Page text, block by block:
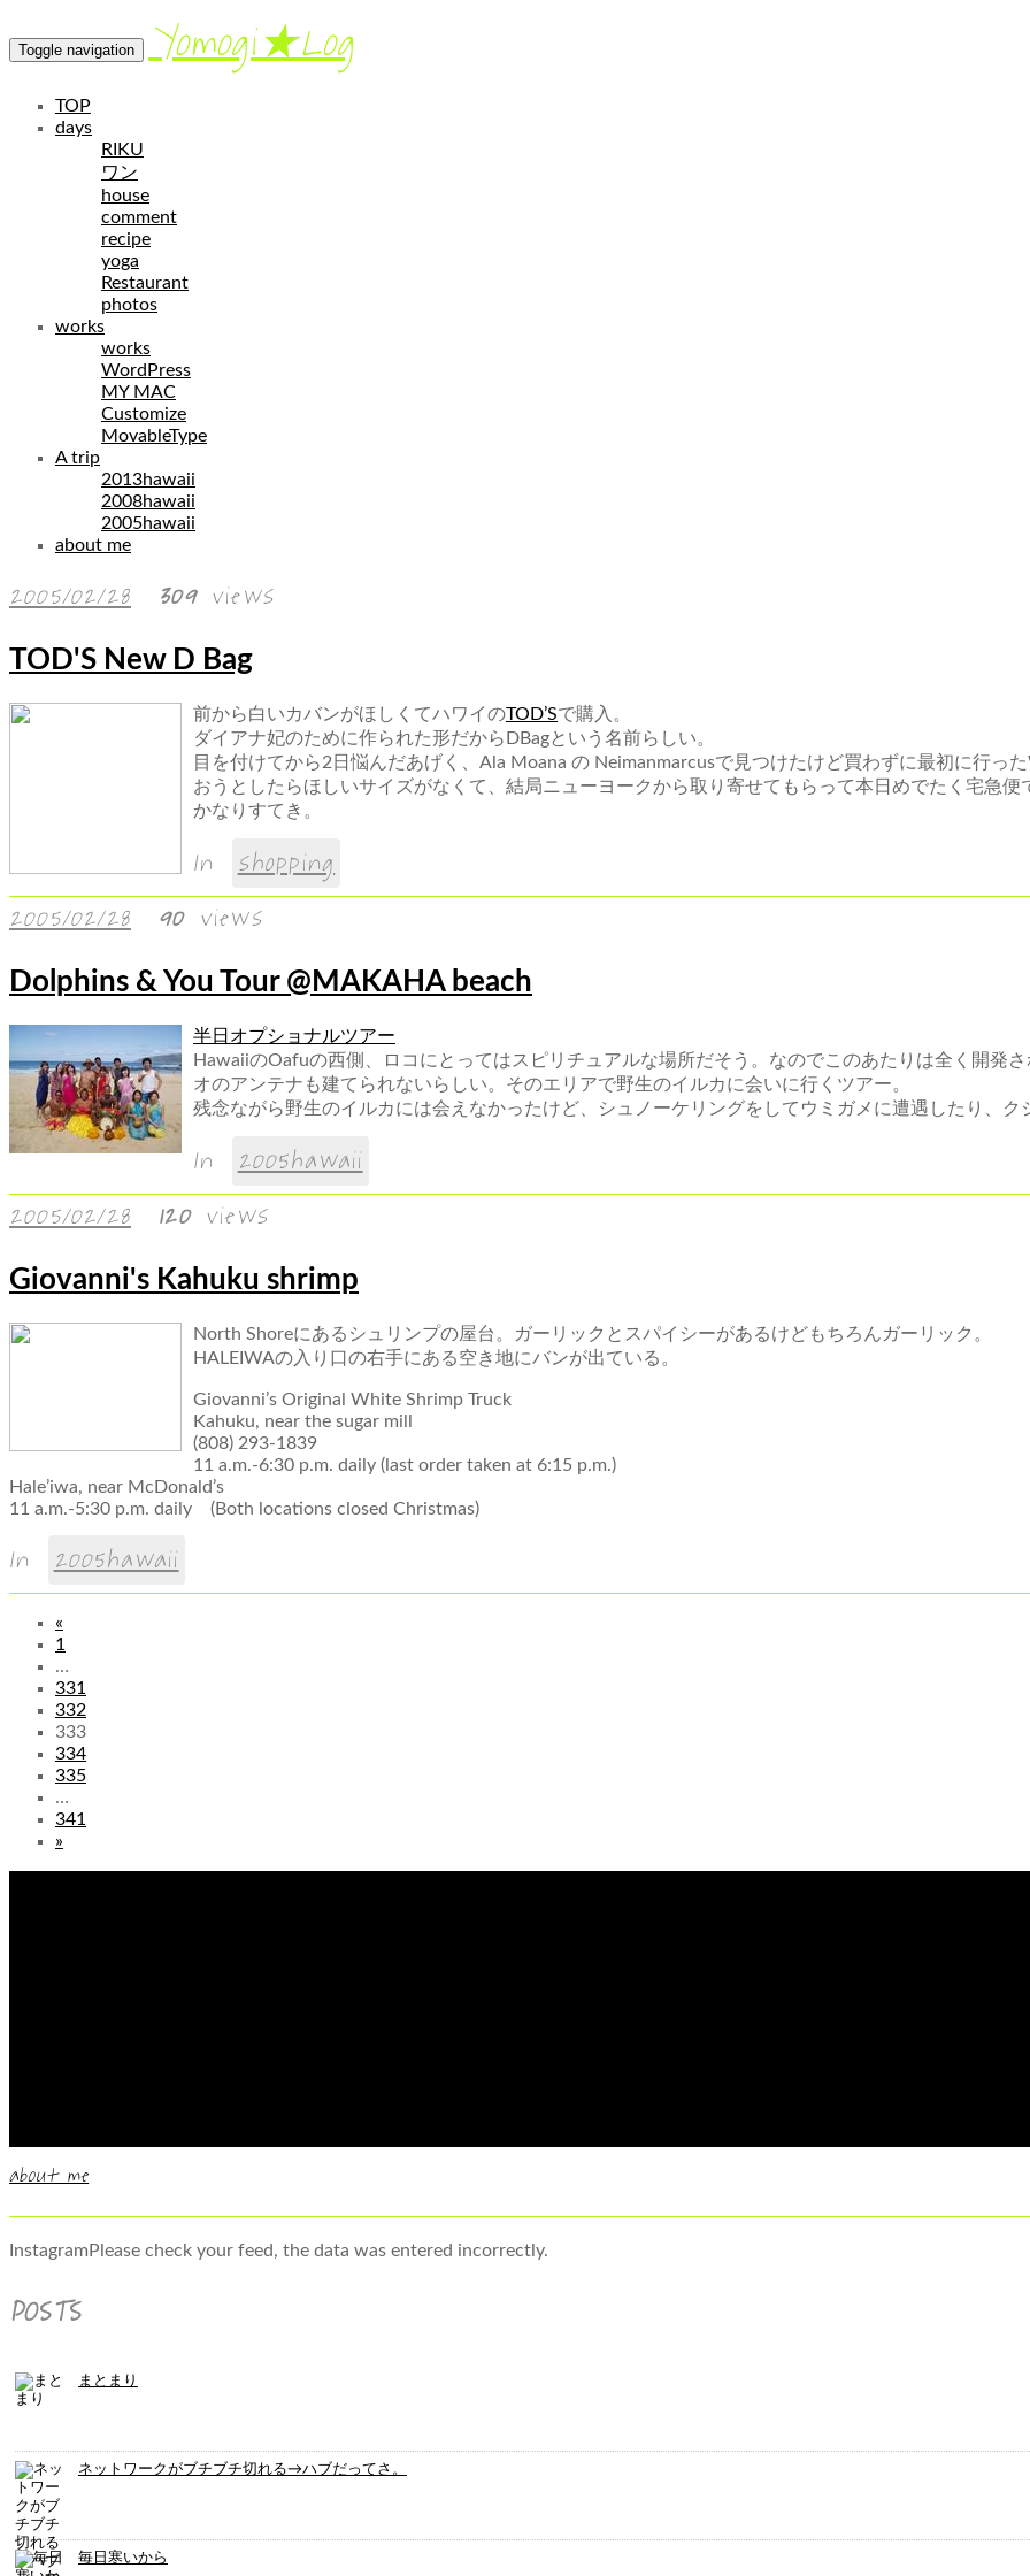
Toggle navigation Yomogi★Log
TOP
days
RIKU
ワン
house
comment
recipe
yoga
Restaurant
photos
works
works
WordPress
MY MAC
Customize
MovableType
A trip
2013hawaii
2008hawaii
2005hawaii
about me
2005/02/28 309views
TOD'S New D Bag
前から白いカバンがほしくてハワイのTOD’Sで購入。
ダイアナ妃のために作られた形だからDBagという名前らしい。
目を付けてから2日悩んだあげく、Ala Moana の Neimanmarcusで見つけたけど買わずに最初に行っ
おうとしたらほしいサイズがなくて、結局ニューヨークから取り寄せてもらって本日めでたく宅急便
かなりすてき。
In
shopping
2005/02/28
90views
Dolphins & You Tour @MAKAHA beach
半日オプショナルツアー
HawaiiのOafuの西側、ロコにとってはスピリチュアルな場所だそう。なのでこのあたりは全く開発
オのアンテナも建てられないらしい。そのエリアで野生のイルカに会いに行くツアー。
残念ながら野生のイルカには会えなかったけど、シュノーケリングをしてウミガメに遭遇したり、ク
In
2005hawaii
2005/02/28
120views
Giovanni's Kahuku shrimp
North Shoreにあるシュリンプの屋台。ガーリックとスパイシーがあるけどもちろんガーリック。
HALEIWAの入り口の右手にある空き地にバンが出ている。
Giovanni’s Original White Shrimp Truck
Kahuku, near the sugar mill
(808) 293-1839
11 a.m.-6:30 p.m. daily (last order taken at 6:15 p.m.)
Hale’iwa, near McDonald’s
11 a.m.-5:30 p.m. daily (Both locations closed Christmas)
In 2005hawaii
«
1
…
331
332
333
334
335
…
341
»
about me
InstagramPlease check your feed, the data was entered incorrectly.
POSTS
まとまり
ネットワークがブチブチ切れる→ハブだってさ。
毎日寒いから